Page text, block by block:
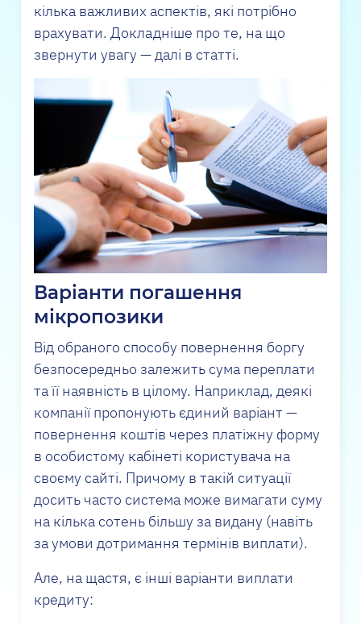
кілька важливих аспектів, які потрібно
врахувати. Докладніше про те, на що
звернути увагу — далі в статті.
Варіанти погашення
мікропозики
Від обраного способу повернення боргу
безпосередньо залежить сума переплати
та її наявність в цілому. Наприклад, деякі
компанії пропонують єдиний варіант —
повернення коштів через платіжну форму
в особистому кабінеті користувача на
своєму сайті. Причому в такій ситуації
досить часто система може вимагати суму
на кілька сотень більшу за видану (навіть
за умови дотримання термінів виплати).
Але, на щастя, є інші варіанти виплати
кредиту: